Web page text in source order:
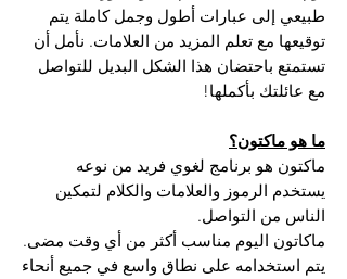
طبيعي إلى عبارات أطول وجمل كاملة يتم
توقيعها مع تعلم المزيد من العلامات. نأمل أن
تستمتع باحتضان هذا الشكل البديل للتواصل
مع عائلتك بأكملها!
ما هو ماكتون؟
ماكتون هو برنامج لغوي فريد من نوعه
يستخدم الرموز والعلامات والكلام لتمكين
الناس من التواصل.
ماكاتون اليوم مناسب أكثر من أي وقت مضى.
يتم استخدامه على نطاق واسع في جميع أنحاء